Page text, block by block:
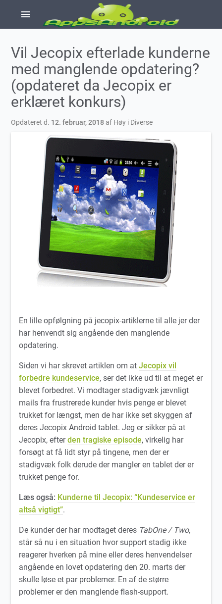
menu
Vil Jecopix efterlade kunderne
med manglende opdatering?
(opdateret da Jecopix er
erklæret konkurs)
Opdateret d. 12. februar, 2018 af Høy i Diverse
En lille opfølgning på jecopix-artiklerne til alle jer der
har henvendt sig angående den manglende
opdatering.
Siden vi har skrevet artiklen om atJecopix vil
forbedre kundeservice, ser det ikke ud til at meget er
blevet forbedret. Vi modtager stadigvæk jævnligt
mails fra frustrerede kunder hvis penge er blevet
trukket for længst, men de har ikke set skyggen af
deres Jecopix Android tablet. Jeg er sikker på at
Jecopix, efterden tragiske episode, virkelig har
forsøgt at få lidt styr på tingene, men der er
stadigvæk folk derude der mangler en tablet der er
trukket penge for.
Læs også: Kunderne til Jecopix: “Kundeservice er
altså vigtigt”.
De kunder der har modtaget deres TabOne / Two,
står så nu i en situation hvor support stadig ikke
reagerer hverken på mine eller deres henvendelser
angående en lovet opdatering den 20. marts der
skulle løse et par problemer. En af de større
problemer er den manglende flash-support.